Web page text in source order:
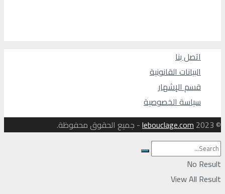
اتصل بنا
البيانات القانونية
قسم الإشهار
سياسة الخصوصية
© 2023
lebouclage.com- جميع الحقوق محفوظة.
No Result
View All Result